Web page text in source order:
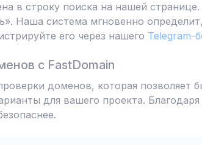
в строку поиска на нашей странице.
Наша система мгновенно
его через нашего Telegram-
с FastDomain
доменов, которая позволяет
для вашего проекта.